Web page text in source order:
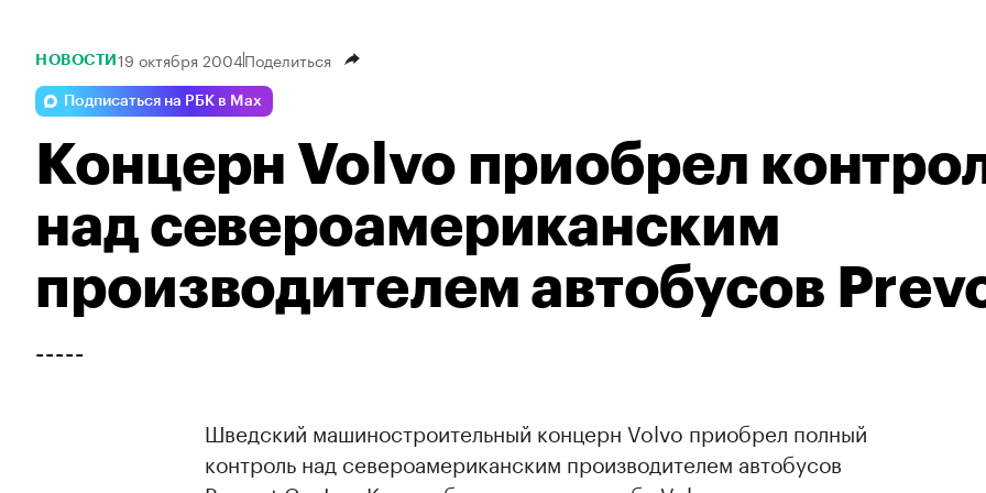
НОВОСТИ 19 октября 2004Поделиться
Подписаться на РБК в Max
Концерн Volvo приобрел
над североамериканским
производителем автобусов
-----
Шведский машиностроительный концерн Volvo приобрел полный
контроль над североамериканским производителем автобусов